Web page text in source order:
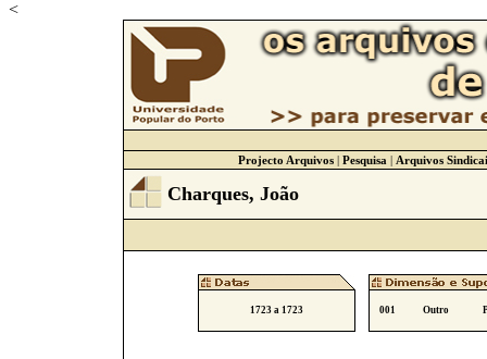
<
Projecto Arquivos| Pesquisa | Arquivos
Charques, João
1723 a 1723 001 Outro